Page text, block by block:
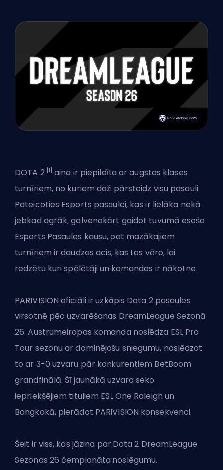
DOTA 2 [1] aina ir piepildīta ar augstas klases
turnīriem, no kuriem daži pārsteidz visu pasauli.
Pateicoties Esports pasaulei, kas ir lielāka nekā
jebkad agrāk, galvenokārt gaidot tuvumā esošo
Esports Pasaules kausu, pat mazākajiem
turnīriem ir daudzas acis, kas tos vēro, lai
redzētu kuri spēlētāji un komandas ir nākotne.
PARIVISION oficiāli ir uzkāpis Dota 2 pasaules
virsotnē pēc uzvarēšanas DreamLeague Sezonā
26. Austrumeiropas komanda noslēdza ESL Pro
Tour sezonu ar dominējošu sniegumu, noslēdzot
to ar 3-0 uzvaru pār konkurentiem BetBoom
grandfinālā. Šī jaunākā uzvara seko
iepriekšējiem tituliem ESL One Raleigh un
Bangkokā, pierādot PARIVISION konsekvenci.
Šeit ir viss, kas jāzina par Dota 2 DreamLeague
Sezonas 26 čempionāta noslēgumu.